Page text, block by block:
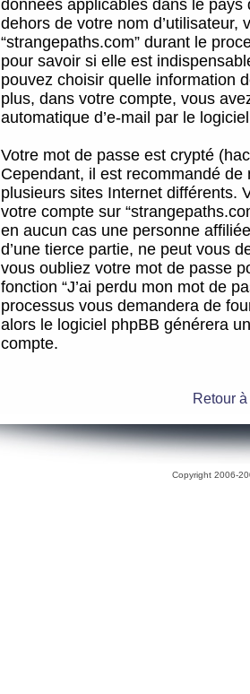
données applicables dans le
dehors de votre nom
“strangepaths.com” durant le
pour savoir si elle est
pouvez choisir quelle information
plus, dans votre compte, vous
automatique d’e-mail par le
Votre mot de passe est crypté
Cependant, il est recommandé
plusieurs sites Internet différents.
votre compte sur
en aucun cas une personne
d’une tierce partie, ne peut vous
vous oubliez votre mot de passe
fonction “J’ai perdu mon mot de
processus vous demandera de
alors le logiciel phpBB générera
compte.
Retour
Copyright 2006-